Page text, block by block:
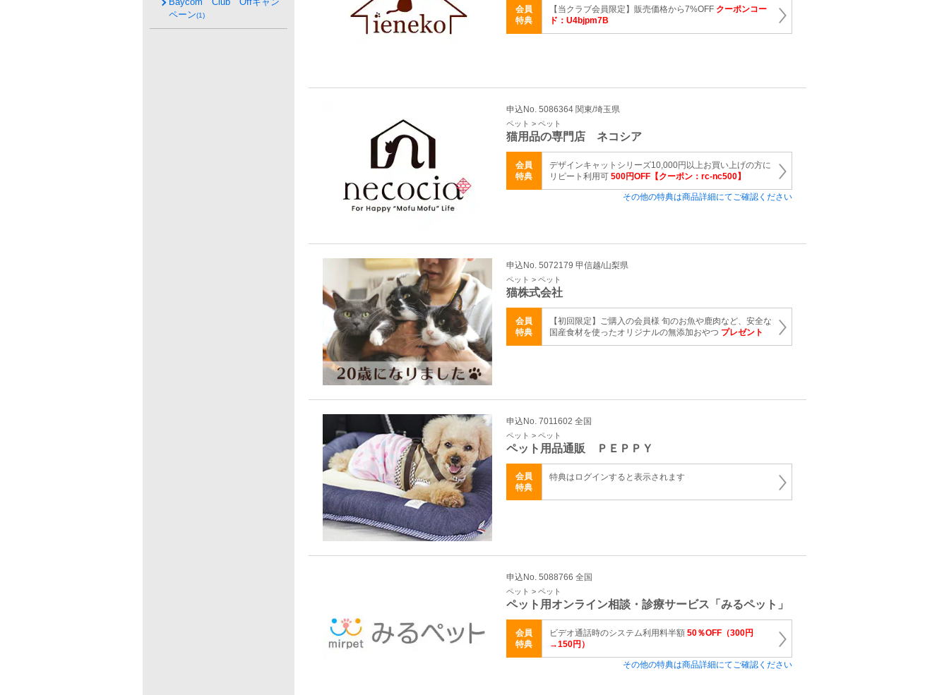
会員
特典
【当クラブ会員限定】販売価格から7%OFF クーポンコー
ド：U4bjpm7B
申込No. 5086364 関東/埼玉県
ペット > ペット
猫用品の専門店 ネコシア
会員
特典
デザインキャットシリーズ10,000円以上お買い上げの方に
リピート利用可 500円OFF【クーポン：rc-nc500】
その他の特典は商品詳細にてご確認ください
申込No. 5072179 甲信越/山梨県
ペット > ペット
猫株式会社
会員
特典
【初回限定】ご購入の会員様 旬のお魚や鹿肉など、安全な
国産食材を使ったオリジナルの無添加おやつ プレゼント
申込No. 7011602 全国
ペット > ペット
ペット用品通販 ＰＥＰＰＹ
会員
特典
特典はログインすると表示されます
申込No. 5088766 全国
ペット > ペット
ペット用オンライン相談・診療サービス「みるペット」
会員
特典
ビデオ通話時のシステム利用料半額 50％OFF（300円
→150円）
その他の特典は商品詳細にてご確認ください
ペーン(1)